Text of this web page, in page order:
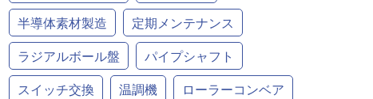
半導体素材製造
定期メンテナンス
ラジアルボール盤
パイプシャフト
スイッチ交換
温調機
ローラーコンベア